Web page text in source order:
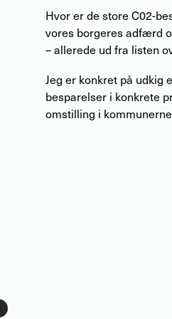
Hvor er de store C02-
vores borgeres adfærd
– allerede ud fra listen
Jeg er konkret på udkig
besparelser i konkrete
omstilling i